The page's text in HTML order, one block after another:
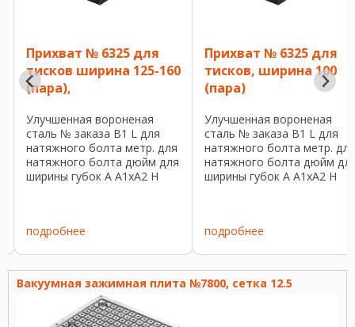
Прихват № 6325 для
тисков ширина 125-160
(пара),
Улучшенная вороненая
сталь № заказа B1 L для
натяжного болта метр. для
натяжного болта дюйм для
ширины губок A A1xA2 H
подробнее
Прихват № 6325 для
тисков, ширина 100
(пара)
Улучшенная вороненая
сталь № заказа B1 L для
натяжного болта метр. для
натяжного болта дюйм
ширины губок A A1xA2 H
подробнее
Вакуумная зажимная плита №7800, сетка 12.5